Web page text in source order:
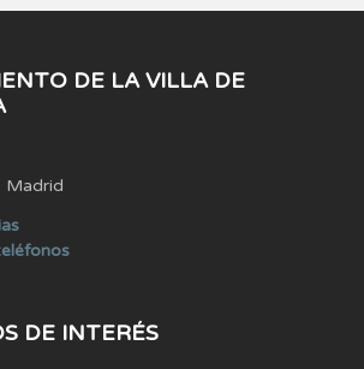
DE LA VILLA DE
Madrid
DE INTERÉS